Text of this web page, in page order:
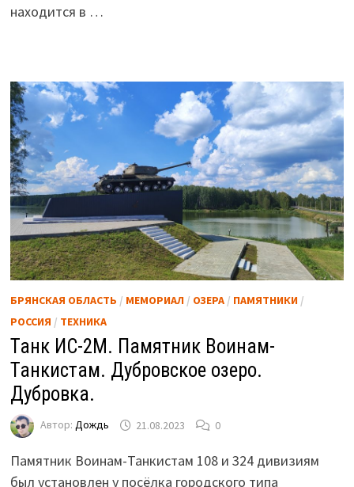
находится в …
БРЯНСКАЯ ОБЛАСТЬ / МЕМОРИАЛ/ ОЗЕРА/ ПАМЯТНИКИ/
РОССИЯ / ТЕХНИКА
Танк ИС-2М. Памятник Воинам-
Танкистам. Дубровское озеро.
Дубровка.
Автор: Дождь 21.08.2023 0
Памятник Воинам-Танкистам 108 и 324 дивизиям
был установлен у посёлка городского типа